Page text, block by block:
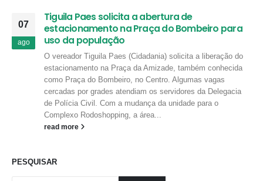
07
ago
Tiguila Paes solicita a abertura de
estacionamento na Praça do Bombeiro para
uso da população
O vereador Tiguila Paes (Cidadania) solicita a liberação do
estacionamento na Praça da Amizade, também conhecida
como Praça do Bombeiro, no Centro. Algumas vagas
cercadas por grades atendiam os servidores da Delegacia
de Polícia Civil. Com a mudança da unidade para o
Complexo Rodoshopping, a área...
read more
PESQUISAR